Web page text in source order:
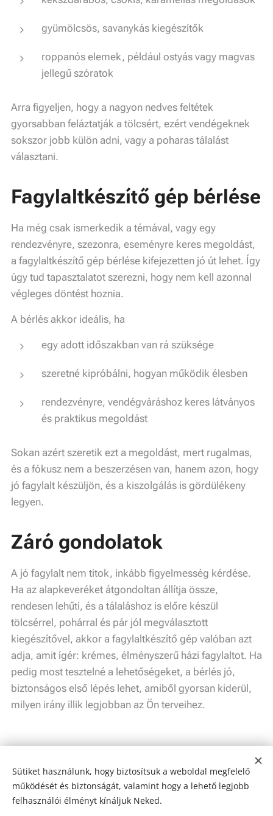
gyümölcsös, savanykás kiegészítők
roppanós elemek, például ostyás vagy magvas
jellegű szóratok
Arra figyeljen, hogy a nagyon nedves feltétek
gyorsabban feláztatják a tölcsért, ezért vendégeknek
sokszor jobb külön adni, vagy a poharas tálalást
választani.
Fagylaltkészítő gép bérlése
Ha még csak ismerkedik a témával, vagy egy
rendezvényre, szezonra, eseményre keres megoldást,
a fagylaltkészítő gép bérlése kifejezetten jó út lehet. Így
úgy tud tapasztalatot szerezni, hogy nem kell azonnal
végleges döntést hoznia.
A bérlés akkor ideális, ha
egy adott időszakban van rá szüksége
szeretné kipróbálni, hogyan működik élesben
rendezvényre, vendégváráshoz keres látványos
és praktikus megoldást
Sokan azért szeretik ezt a megoldást, mert rugalmas,
és a fókusz nem a beszerzésen van, hanem azon, hogy
jó fagylalt készüljön, és a kiszolgálás is gördülékeny
legyen.
Záró gondolatok
A jó fagylalt nem titok, inkább figyelmesség kérdése.
Ha az alapkeveréket átgondoltan állítja össze,
rendesen lehűti, és a tálaláshoz is előre készül
tölcsérrel, pohárral és pár jól megválasztott
kiegészítővel, akkor a fagylaltkészítő gép valóban azt
adja, amit ígér: krémes, élményszerű házi fagylaltot. Ha
pedig most tesztelné a lehetőségeket, a bérlés jó,
biztonságos első lépés lehet, amiből gyorsan kiderül,
milyen irány illik legjobban az Ön terveihez.
Share
Sütiket használunk, hogy biztosítsuk a weboldal megfelelő
működését és biztonságát, valamint hogy a lehető legjobb
felhasználói élményt kínáljuk Neked.